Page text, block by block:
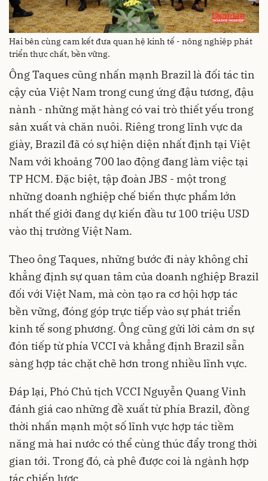
Hai bên cùng cam kết đưa quan hệ kinh tế - nông nghiệp phát
triển thực chất, bền vững.
Ông Taques cũng nhấn mạnh Brazil là đối tác tin
cậy của Việt Nam trong cung ứng đậu tương, đậu
nành - những mặt hàng có vai trò thiết yếu trong
sản xuất và chăn nuôi. Riêng trong lĩnh vực da
giày, Brazil đã có sự hiện diện nhất định tại Việt
Nam với khoảng 700 lao động đang làm việc tại
TP HCM. Đặc biệt, tập đoàn JBS - một trong
những doanh nghiệp chế biến thực phẩm lớn
nhất thế giới đang dự kiến đầu tư 100 triệu USD
vào thị trường Việt Nam.
Theo ông Taques, những bước đi này không chỉ
khẳng định sự quan tâm của doanh nghiệp Brazil
đối với Việt Nam, mà còn tạo ra cơ hội hợp tác
bền vững, đóng góp trực tiếp vào sự phát triển
kinh tế song phương. Ông cũng gửi lời cảm ơn sự
đón tiếp từ phía VCCI và khẳng định Brazil sẵn
sàng hợp tác chặt chẽ hơn trong nhiều lĩnh vực.
Đáp lại, Phó Chủ tịch VCCI Nguyễn Quang Vinh
đánh giá cao những đề xuất từ phía Brazil, đồng
thời nhấn mạnh một số lĩnh vực hợp tác tiềm
năng mà hai nước có thể cùng thúc đẩy trong thời
gian tới. Trong đó, cà phê được coi là ngành hợp
tác chiến lược.